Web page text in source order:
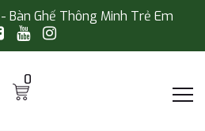
Bàn Ghế Thông Minh Trẻ Em
0